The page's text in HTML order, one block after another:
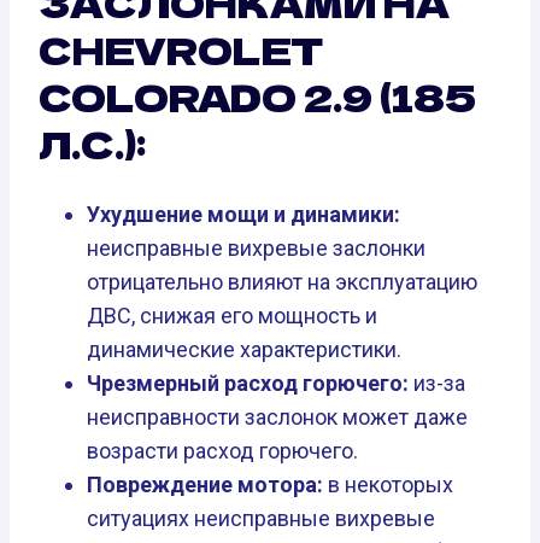
CHEVROLET
COLORADO 2.9 (185
Л.С.):
Ухудшение мощи и динамики:
неисправные вихревые заслонки
отрицательно влияют на эксплуатацию
ДВС, снижая его мощность и
динамические характеристики.
Чрезмерный расход горючего: из-за
неисправности заслонок может даже
возрасти расход горючего.
Повреждение мотора: в некоторых
ситуациях неисправные вихревые